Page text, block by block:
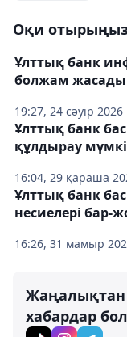
Оқи
19:27, 24 сәуір 2026
Ұлттық банк
болжам жасады
16:04, 29 қараша
Ұлттық банк
құлдырау
16:26, 31 мамыр
Ұлттық банк
несиелері бар-
Жаңалықтан
хабардар